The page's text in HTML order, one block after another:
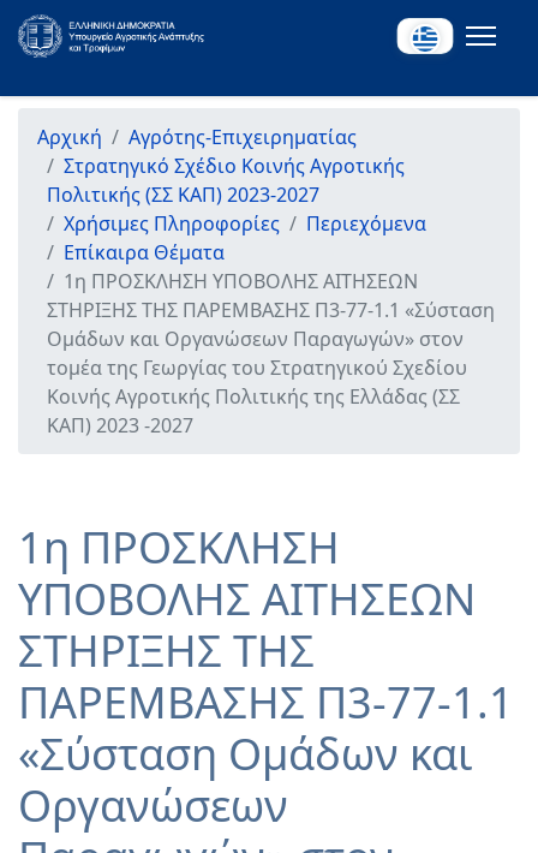
Αρχική
Αγρότης-Επιχειρηματίας
Στρατηγικό Σχέδιο Κοινής Αγροτικής
Πολιτικής (ΣΣ ΚΑΠ) 2023-2027
Χρήσιμες Πληροφορίες
Περιεχόμενα
Επίκαιρα Θέματα
1η ΠΡΟΣΚΛΗΣΗ ΥΠΟΒΟΛΗΣ ΑΙΤΗΣΕΩΝ
ΣΤΗΡΙΞΗΣ ΤΗΣ ΠΑΡΕΜΒΑΣΗΣ Π3-77-1.1 «Σύσταση
Ομάδων και Οργανώσεων Παραγωγών» στον
τομέα της Γεωργίας του Στρατηγικού Σχεδίου
Κοινής Αγροτικής Πολιτικής της Ελλάδας (ΣΣ
ΚΑΠ) 2023 -2027
1η ΠΡΟΣΚΛΗΣΗ
ΥΠΟΒΟΛΗΣ ΑΙΤΗΣΕΩΝ
ΣΤΗΡΙΞΗΣ ΤΗΣ
ΠΑΡΕΜΒΑΣΗΣ Π3-77-1.1
«Σύσταση Ομάδων και
Οργανώσεων